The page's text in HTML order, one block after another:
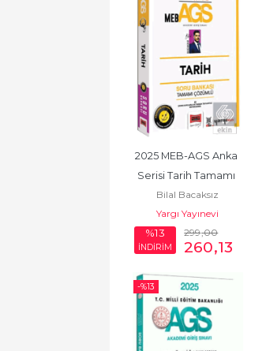
2025 MEB-AGS Anka
Serisi Tarih Tamamı
Çözümlü Soru Bankası
Bilal Bacaksız
Yargı Yayınevi
%13
İNDİRİM
299,00
260,13
-%13